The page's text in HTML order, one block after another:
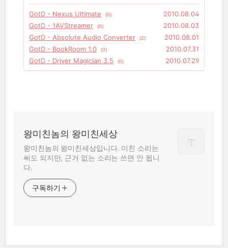
GotD - Nexus Ultimate (0)
2010.08.04
GotD - 1AVStreamer
(0)
2010.08.03
GotD - Absolute Audio Converter
(2)
2010.08.01
GotD - BookRoom 1.0
(0)
2010.07.31
GotD - Driver Magician 3.5
(0) 2010.07.29
왕미친놈의 왕미친세상
왕미친놈의 왕미친세상입니다. 미친 소리는
써도 되지만, 근거 없는 소리는 쓰면 안 됩니
다.
구독하기